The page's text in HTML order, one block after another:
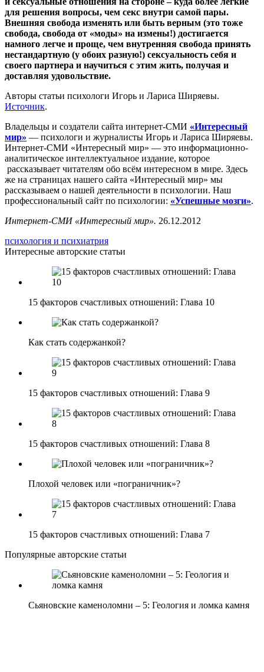
для решения вопросы, чем секс внутри самой пары.
Внешняя свобода изменять или быть верным (это тоже
свобода, свобода от «моды» на измены!) достигается
намного легче и проще, чем внутренняя свобода принять
нестандартную (у обоих разную!) сексуальность себя и
своего партнера и научиться с этим жить, получая и
доставляя удовольствие.
Авторы статьи психологи Игорь и Лариса Ширяевы.
Источник.
Владельцы и создатели сайта интернет-СМИ «Интересный
мир» — психологи и журналисты Игорь и Лариса Ширяевы.
Интернет-СМИ «Интересный мир» — это информационно-
аналитическое интеллектуальное издание, которое
рассказывает читателям обо всём интересном в мире. Здесь
же на страницах нашего сайта «Интересный мир» мы
рассказываем о нашей деятельности в психологии. Наш
профессиональный сайт по психологии: «Успешные мозги».
Интернет-СМИ «Интересный мир». 26.12.2012
психология и психиатрия
Интересные авторские статьи
15 факторов счастливых отношений: Глава 10
Как стать содержанкой?
15 факторов счастливых отношений: Глава 9
15 факторов счастливых отношений: Глава 8
Плохой человек или «пограничник»?
15 факторов счастливых отношений: Глава 7
Популярные авторские статьи
Сьяновские каменоломни – 5: Геология и ломка камня